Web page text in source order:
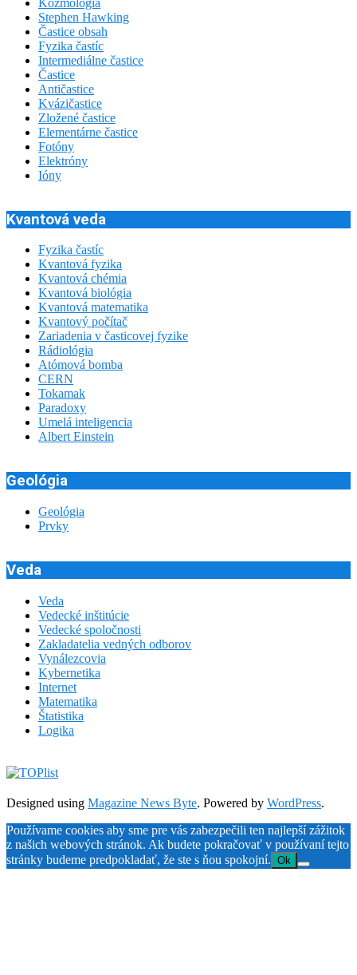
Stephen Hawking
Častice obsah
Fyzika častíc
Intermediálne častice
Častice
Antičastice
Kvázičastice
Zložené častice
Elementárne častice
Fotóny
Elektróny
Ióny
Kvantová veda
Fyzika častíc
Kvantová fyzika
Kvantová chémia
Kvantová biológia
Kvantová matematika
Kvantový počítač
Zariadenia v časticovej fyzike
Rádiológia
Atómová bomba
CERN
Tokamak
Paradoxy
Umelá inteligencia
Albert Einstein
Geológia
Geológia
Prvky
Veda
Veda
Vedecké inštitúcie
Vedecké spoločnosti
Zakladatelia vedných odborov
Vynálezcovia
Kybernetika
Internet
Matematika
Štatistika
Logika
Designed using Magazine News Byte. Powered by WordPress.
Používame cookies aby sme pre vás zabezpečili ten najlepší zážitok
z našich webových stránok. Ak budete pokračovať v používaní tejto
stránky budeme predpokladať, že ste s ňou spokojní. Ok